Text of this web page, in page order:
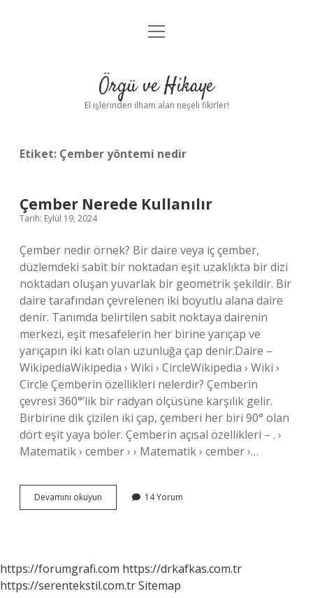
Anasayfa
Yasal Uyarı
menüyü
Örgü ve Hikaye
El işlerinden ilham alan neşeli fikirler!
Etiket: Çember yöntemi nedir
Çember Nerede Kullanılır
Tarih: Eylül 19, 2024
Çember nedir örnek? Bir daire veya iç çember,
düzlemdeki sabit bir noktadan eşit uzaklıkta bir dizi
noktadan oluşan yuvarlak bir geometrik şekildir. Bir
daire tarafından çevrelenen iki boyutlu alana daire
denir. Tanımda belirtilen sabit noktaya dairenin
merkezi, eşit mesafelerin her birine yarıçap ve
yarıçapın iki katı olan uzunluğa çap denir.Daire –
WikipediaWikipedia › Wiki › CircleWikipedia › Wiki ›
Circle Çemberin özellikleri nelerdir? Çemberin
çevresi 360°’lik bir radyan ölçüsüne karşılık gelir.
Birbirine dik çizilen iki çap, çemberi her biri 90° olan
dört eşit yaya böler. Çemberin açısal özellikleri – . ›
Matematik › cember › › Matematik › cember ›…
Devamını okuyun Çember
Nerede
14 Yorum
https://forumgrafi.com https://drkafkas.com.tr
https://serentekstil.com.trSitemap